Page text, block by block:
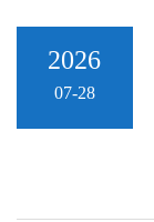
2026
07-28